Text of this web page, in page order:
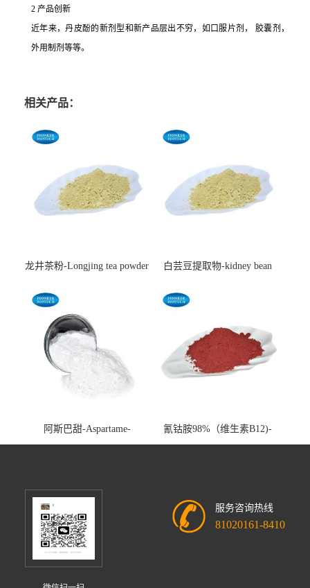
2 产品创新
近年来，丹皮酚的新剂型和新产品层出不穷，如口服片剂，
胶囊剂，
外用制剂等等。
相关产品：
龙井茶粉-Longjing tea powder
白芸豆提取物-kidney bean
阿斯巴甜-Aspartame-
cas:22839-47-0
氰钴胺98%（维生素B12)-
Vitamin B12-cas:68-19-9
服务咨询热线
81020161-8410